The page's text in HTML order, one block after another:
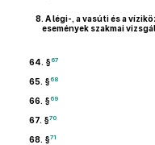
8. A légi-, a vasúti és a
események szakmai
64. §67
65. §68
66. §69
67. §70
68. §71